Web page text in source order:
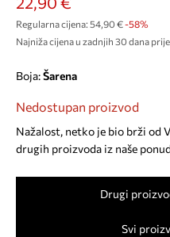
Regularna cijena: 54,90 €-58%
Najniža cijena u zadnjih 30 dana
Boja: šarena
Nedostupan proizvod
Nažalost, netko je bio brži od
drugih proizvoda iz naše
Drugi
Svi